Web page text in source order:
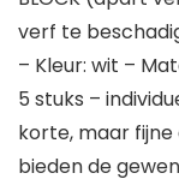
verf te
– Kleur: wit –
5 stuks –
korte, maar
bieden de